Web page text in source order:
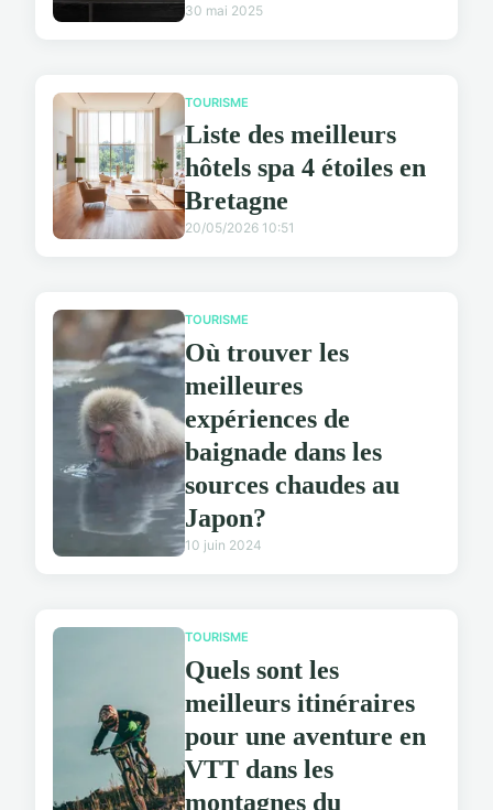
30 mai 2025
TOURISME
Liste des meilleurs
hôtels spa 4 étoiles en
Bretagne
20/05/2026 10:51
TOURISME
Où trouver les
meilleures
expériences de
baignade dans les
sources chaudes au
Japon?
10 juin 2024
TOURISME
Quels sont les
meilleurs itinéraires
pour une aventure en
VTT dans les
montagnes du